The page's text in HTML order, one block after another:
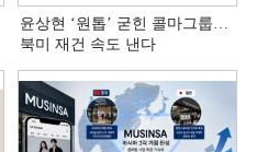
윤상현 ‘원톱ʼ 굳힌 콜마그룹…
북미 재건 속도 낸다